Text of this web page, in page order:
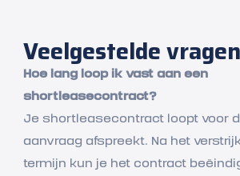
Veelgestelde vragen
Hoe lang loop ik vast aan een
shortleasecontract?
Je shortleasecontract loopt voor
aanvraag afspreekt. Na het
termijn kun je het contract